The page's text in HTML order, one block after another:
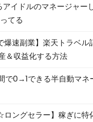
イドルのマネージャー
てる
爆速副業】楽天トラベル
＆収益化する方法
で0→1できる半自動マネ
ロングセラー】稼ぎに特